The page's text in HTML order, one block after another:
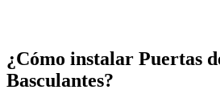
¿Cómo instalar Puertas
Basculantes?